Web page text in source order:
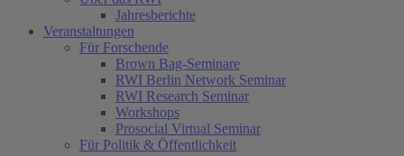
Jahresberichte
Veranstaltungen
Für Forschende
Brown Bag-Seminare
RWI Berlin Network Seminar
RWI Research Seminar
Workshops
Prosocial Virtual Seminar
Für Politik & Öffentlichkeit